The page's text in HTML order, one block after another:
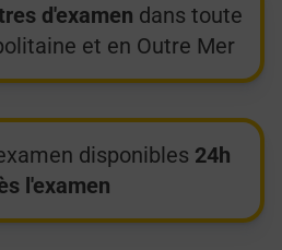
d'examen dans toute
et en Outre Mer
disponibles 24h
l'examen